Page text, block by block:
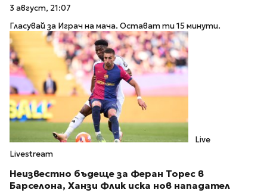
3 август, 21:07
Гласувай за Играч на мача. Остават ти 15 минути.
Live
Livestream
Неизвестно бъдеще за Феран Торес в
Барселона, Ханзи Флик иска нов нападател